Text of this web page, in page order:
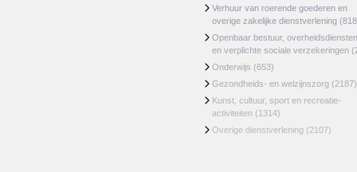
Verhuur van roerende goederen en
overige zakelijke dienstverlening
Openbaar bestuur, overheidsdiensten
en verplichte sociale verzekeringen
Onderwijs (653)
Gezondheids- en welzijnszorg (2187)
Kunst, cultuur, sport en recreatie-
activiteiten (1314)
Overige dienstverlening (2107)